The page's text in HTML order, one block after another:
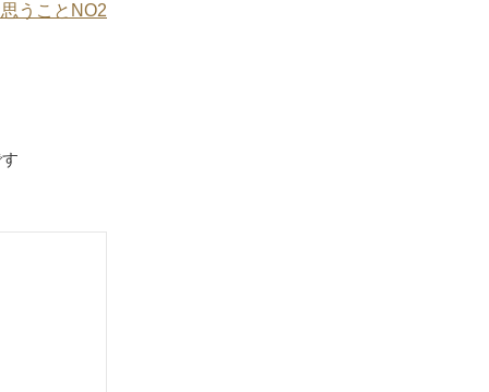
うことNO2